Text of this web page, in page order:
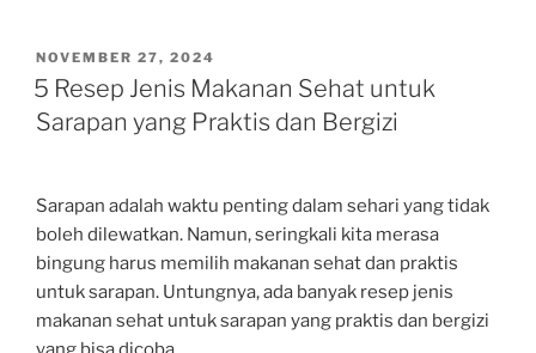
POSTED
ON
NOVEMBER 27, 2024
5 Resep Jenis Makanan Sehat untuk
Sarapan yang Praktis dan Bergizi
Sarapan adalah waktu penting dalam sehari yang tidak
boleh dilewatkan. Namun, seringkali kita merasa
bingung harus memilih makanan sehat dan praktis
untuk sarapan. Untungnya, ada banyak resep jenis
makanan sehat untuk sarapan yang praktis dan bergizi